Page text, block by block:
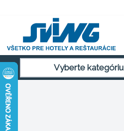
Vyberte kategóriu